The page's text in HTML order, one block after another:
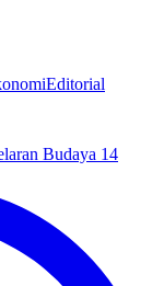
Editorial
Budaya 14